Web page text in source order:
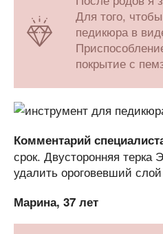
Для того,
педикюра в
покрытие с
Комментарий
срок. Двусторонняя терка
удалить ороговевший
Марина, 37 лет